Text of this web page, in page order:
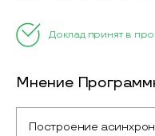
Доклад принят в
Мнение
Построение